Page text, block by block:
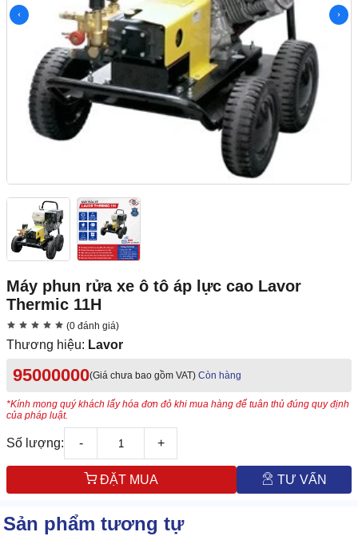
Máy phun rửa xe ô tô áp lực cao Lavor
Thermic 11H
(0 đánh giá)
Thương hiệu: Lavor
95000000(Giá chưa bao gồm VAT) Còn hàng
*Kính mong quý khách lấy hóa đơn đỏ khi mua hàng để tuân thủ đúng quy định
của pháp luật.
Số lượng: - +
ĐẶT MUA TƯ VẤN
Sản phẩm tương tự